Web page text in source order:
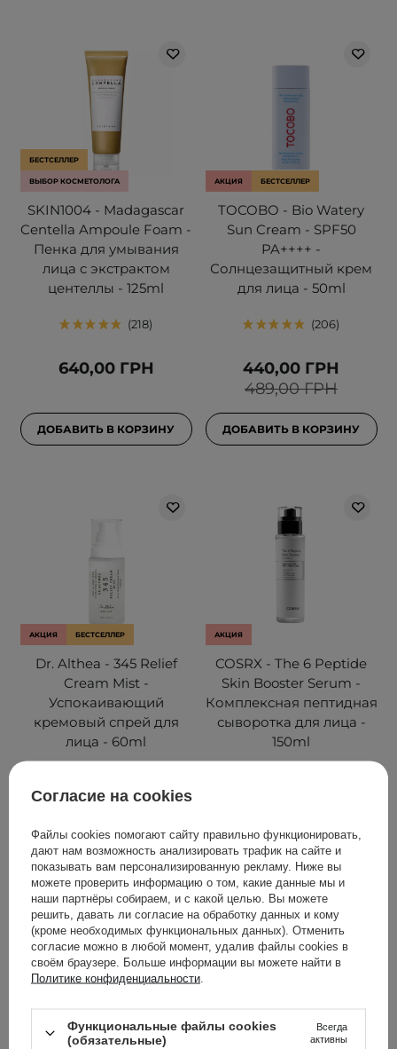
БЕСТСЕЛЛЕР
ВЫБОР КОСМЕТОЛОГА
SKIN1004 - Madagascar
Centella Ampoule Foam -
Пенка для умывания
лица с экстрактом
центеллы - 125ml
218
640,00 ГРН
ДОБАВИТЬ В КОРЗИНУ
АКЦИЯ БЕСТСЕЛЛЕР
TOCOBO - Bio Watery
Sun Cream - SPF50
PA++++ -
Солнцезащитный крем
для лица - 50ml
206
489,00 ГРН
440,00 ГРН
ДОБАВИТЬ В КОРЗИНУ
АКЦИЯ БЕСТСЕЛЛЕР
Dr. Althea - 345 Relief
Cream Mist -
Успокаивающий
кремовый спрей для
лица - 60ml
580,00 ГРН
ДОБАВИТЬ В КОРЗИНУ
АКЦИЯ
COSRX - The 6 Peptide
Skin Booster Serum -
Комплексная пептидная
сыворотка для лица -
150ml
839,00 ГРН
ДОБАВИТЬ В КОРЗИНУ
Согласие на cookies
Файлы cookies помогают сайту правильно функционировать,
дают нам возможность анализировать трафик на сайте и
показывать вам персонализированную рекламу. Ниже вы
можете проверить информацию о том, какие данные мы и
наши партнёры собираем, и с какой целью. Вы можете
решить, давать ли согласие на обработку данных и кому
(кроме необходимых функциональных данных). Отменить
согласие можно в любой момент, удалив файлы cookies в
своём браузере. Больше информации вы можете найти в
Политике конфиденциальности
Функциональные файлы cookies
(обязательные)
Всегда
активны